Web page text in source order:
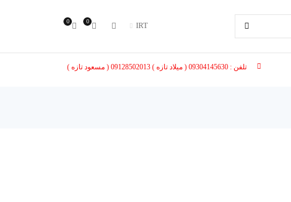
0 0 IRT
تلفن : 09304145630 ( میلاد تازه ) 09128502013 ( مسعود تازه )